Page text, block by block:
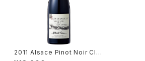
2011 Alsace Pinot Noir Clo